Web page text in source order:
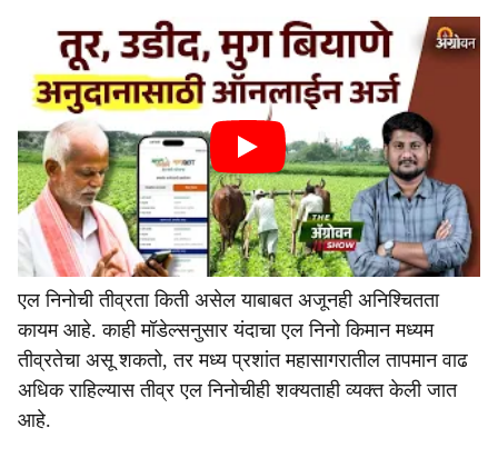
एल निनोची तीव्रता किती असेल याबाबत अजूनही अनिश्चितता
कायम आहे. काही मॉडेल्सनुसार यंदाचा एल निनो किमान मध्यम
तीव्रतेचा असू शकतो, तर मध्य प्रशांत महासागरातील तापमान वाढ
अधिक राहिल्यास तीव्र एल निनोचीही शक्यताही व्यक्त केली जात
आहे.